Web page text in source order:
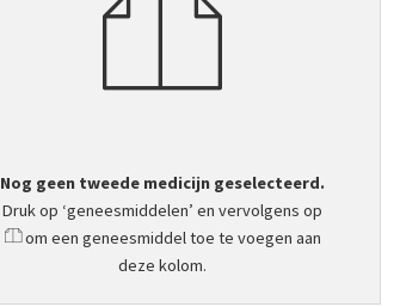
Nog geen tweede medicijn geselecteerd.
Druk op ‘geneesmiddelen’ en vervolgens op
om een geneesmiddel toe te voegen aan
deze kolom.